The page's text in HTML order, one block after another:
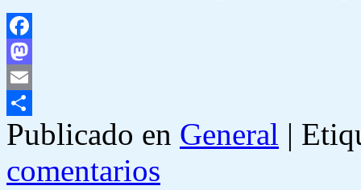
Facebook
Mastodon
Email
Compartir
Publicado en General |
comentarios